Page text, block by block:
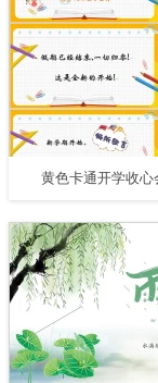
黄色卡通开学收